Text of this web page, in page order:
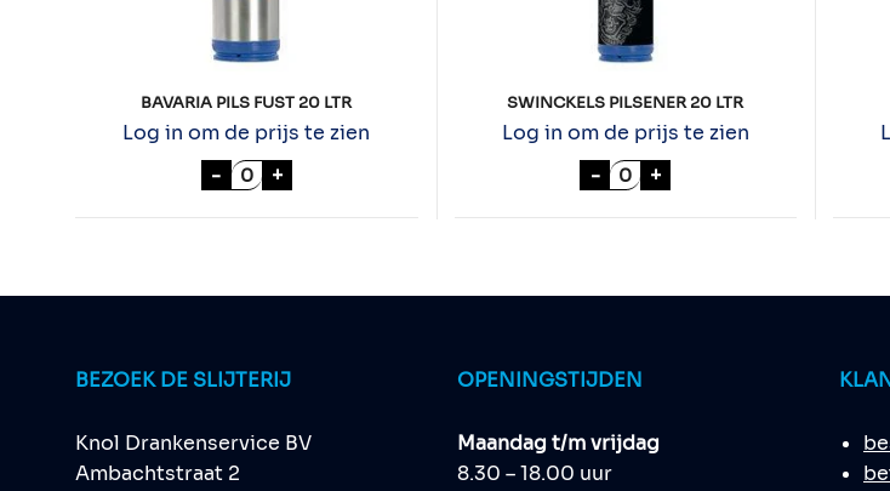
BAVARIA PILS FUST 20 LTR
Log in om de prijs te zien
- BAVARIA PILS FUST 20 LTR aantal
+
SWINCKELS PILSENER 20 LTR
Log in om de prijs te zien
- SWINCKELS PILSENER 20
+
BEZOEK DE SLIJTERIJ
Knol Drankenservice BV
Ambachtstraat 2
OPENINGSTIJDEN
Maandag t/m vrijdag
8.30 – 18.00 uur